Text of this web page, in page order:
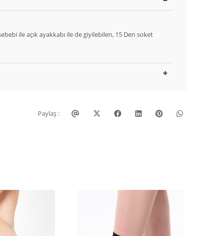
ile açık ayakkabı ile de giyilebilen, 15 Den soket
Paylaş :